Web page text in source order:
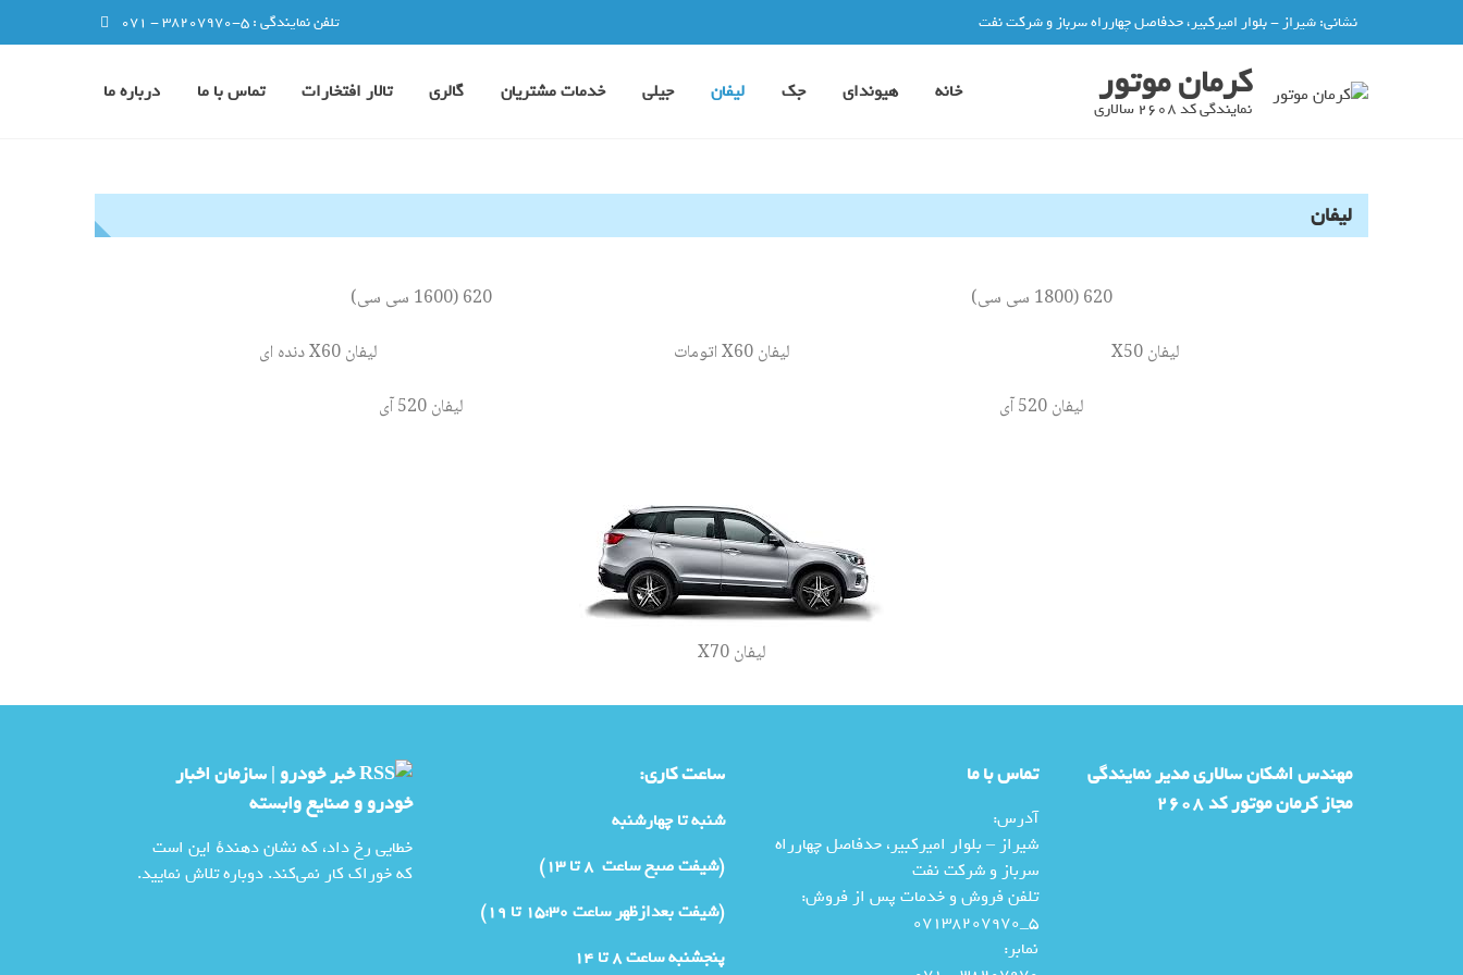
نشانی: شیراز - بلوار امیرکبیر، حدفاصل چهارراه سرباز و شرکت نفت تلفن نمایندگی : 5-38207970 - 071
کرمان موتور
نمایندگی کد 2608 سالاری
خانه هیوندای جک لیفان جیلی خدمات مشتریان گالری تالار افتخارات تماس با ما درباره ما
لیفان
620 (1800 سی سی)
620 (1600 سی سی)
لیفان X50
لیفان X60 اتومات
لیفان X60 دنده ای
لیفان 520 آی
لیفان 520 آی
لیفان X70
مهندس اشکان سالاری مدیر نمایندگی
مجاز کرمان موتور کد 2608
تماس با ما
آدرس:
شیراز – بلوار امیرکبیر، حدفاصل چهارراه
سرباز و شرکت نفت
تلفن فروش و خدمات پس از فروش:
5_07138207970
نمابر:
ساعت کاری:
شنبه تا چهارشنبه
(شیفت صبح ساعت 8 تا 13)
(شیفت بعدازظهر ساعت 15:30 تا 19)
پنجشنبه ساعت 8 تا 14
خبر خودرو | سازمان اخبار
خودرو و صنايع وابسته
خطایی رخ داد، که نشان دهندهٔ این است
که خوراک کار نمی‌کند. دوباره تلاش نمایید.